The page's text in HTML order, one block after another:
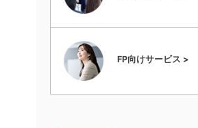
FP向けサービス >